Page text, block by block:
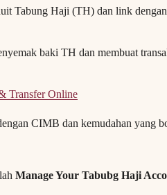
Tabung Haji (TH) dan link
baki TH dan membuat
Transfer Online
CIMB dan kemudahan yang
Manage Your Tabubg Haji